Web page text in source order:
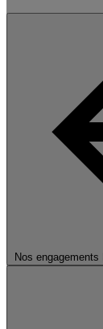
Nos engagements